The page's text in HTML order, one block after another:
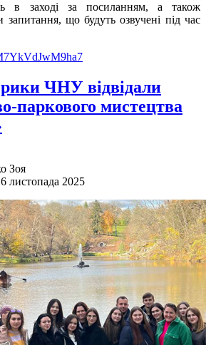
в заході за посиланням, а також
запитання, що будуть озвучені під час
ЧНУ відвідали
паркового мистецтва
Зоя
листопада 2025